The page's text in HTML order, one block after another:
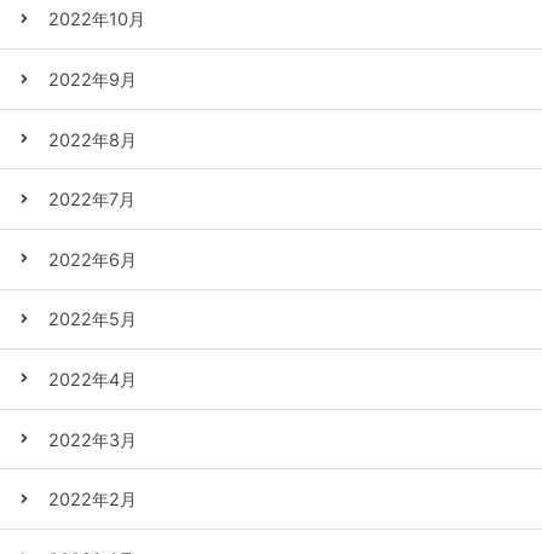
2022年10月
2022年9月
2022年8月
2022年7月
2022年6月
2022年5月
2022年4月
2022年3月
2022年2月